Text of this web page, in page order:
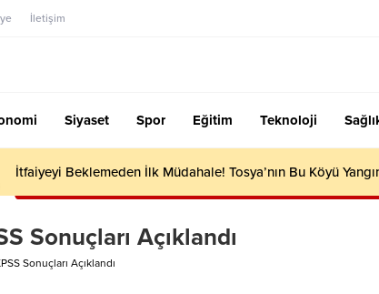
İletişim
Siyaset Spor Eğitim Teknoloji
İtfaiyeyi Beklemeden İlk Müdahale! Tosya’nın Bu Köyü
Sonuçları Açıklandı
Sonuçları Açıklandı